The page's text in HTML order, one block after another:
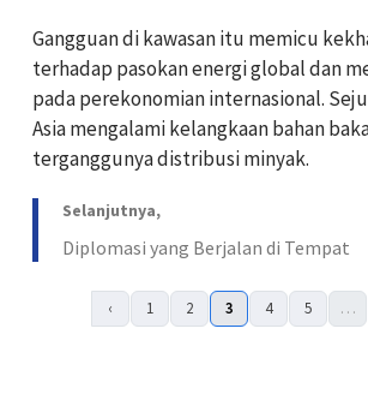
Gangguan di kawasan itu memicu
terhadap pasokan energi global dan
pada perekonomian internasional.
Asia mengalami kelangkaan bahan
terganggunya distribusi minyak.
Selanjutnya,
Diplomasi yang Berjalan di Tempat
‹ 1 2 3 4 5 …